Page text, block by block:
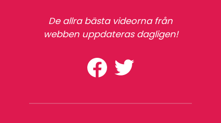
De allra bästa videorna från
webben uppdateras dagligen!